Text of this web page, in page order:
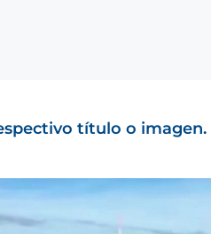
título o imagen.